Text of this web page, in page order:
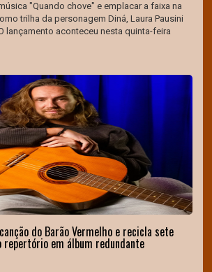
"Quando chove" e emplacar a faixa na
trilha da personagem Diná, Laura Pausini
lançamento aconteceu nesta quinta-feira
do Barão Vermelho e recicla sete
repertório em álbum redundante